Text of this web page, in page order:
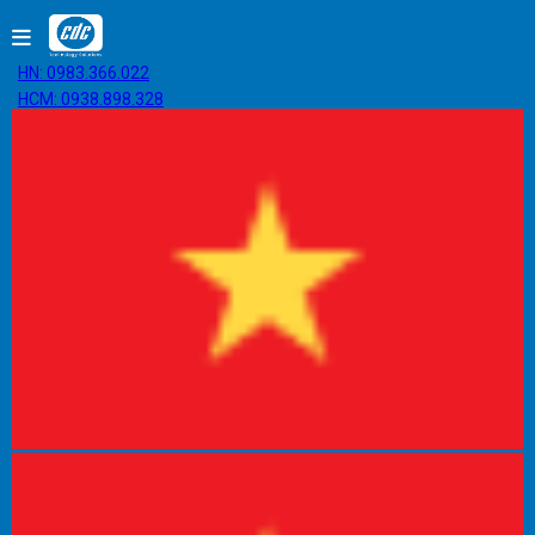
HN: 0983.366.022
HCM: 0938.898.328